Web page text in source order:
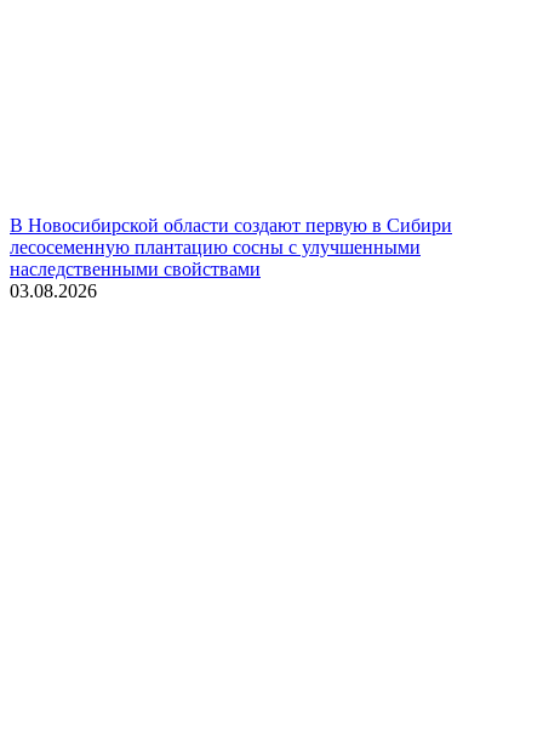
В Новосибирской области создают первую в Сибири
лесосеменную плантацию сосны с улучшенными
наследственными свойствами
03.08.2026